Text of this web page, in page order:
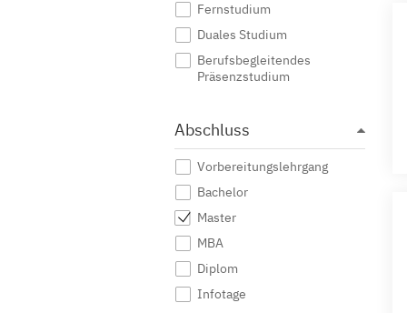
Fernstudium
Duales Studium
Berufsbegleitendes
Präsenzstudium
Abschluss
Vorbereitungslehrgang
Bachelor
Master
MBA
Diplom
Infotage